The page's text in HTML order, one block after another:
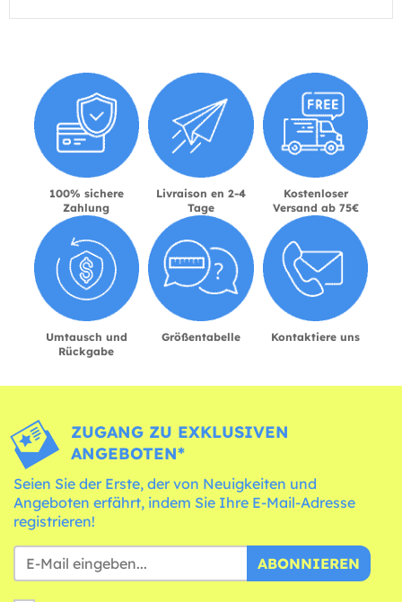
100% sichere
Zahlung
Livraison en 2-4
Tage
Kostenloser
Versand ab 75€
Umtausch und
Rückgabe
Größentabelle Kontaktiere uns
ZUGANG ZU EXKLUSIVEN
ANGEBOTEN*
Seien Sie der Erste, der von Neuigkeiten und
Angeboten erfährt, indem Sie Ihre E-Mail-Adresse
registrieren!
ABONNIEREN